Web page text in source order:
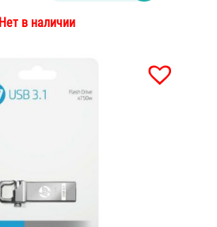
Нет в наличии